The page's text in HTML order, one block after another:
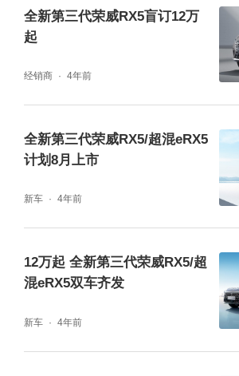
8匹，峰值扭矩高达300牛·米，
1 PLUS自动变速箱，加速线性
应快，超车变道游刃有余。
面对高企的油价，用户更需要
燃油经济性的座驾。全新第三
全新第三代荣威RX5盲订12万
起
经销商 4年前
全新第三代荣威RX5/超混eRX5
计划8月上市
新车 4年前
12万起 全新第三代荣威RX5/超
混eRX5双车齐发
新车 4年前